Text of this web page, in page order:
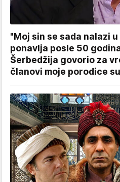
"Moj sin se sada nalazi u
ponavlja posle 50
Šerbedžija govorio za
članovi moje porodice